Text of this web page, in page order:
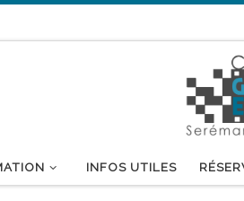
INFOS UTILES